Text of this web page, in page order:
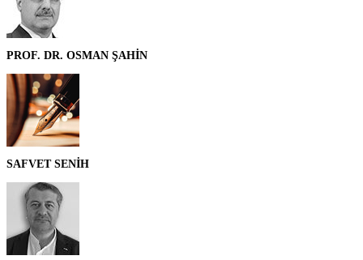
PROF. DR. OSMAN ŞAHİN
SAFVET SENİH